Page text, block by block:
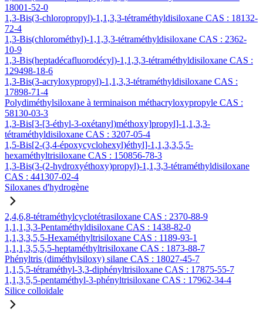
18001-52-0
1,3-Bis(3-chloropropyl)-1,1,3,3-tétraméthyldisiloxane CAS : 18132-
72-4
1,3-Bis(chlorométhyl)-1,1,3,3-tétraméthyldisiloxane CAS : 2362-
10-9
1,3-Bis(heptadécafluorodécyl)-1,1,3,3-tétraméthyldisiloxane CAS :
129498-18-6
1,3-Bis(3-acryloxypropyl)-1,1,3,3-tétraméthyldisiloxane CAS :
17898-71-4
Polydiméthylsiloxane à terminaison méthacryloxypropyle CAS :
58130-03-3
1,3-Bis[3-[3-éthyl-3-oxétanyl)méthoxy]propyl]-1,1,3,3-
tétraméthyldisiloxane CAS : 3207-05-4
1,5-Bis[2-(3,4-époxycyclohexyl)éthyl]-1,1,3,3,5,5-
hexaméthyltrisiloxane CAS : 150856-78-3
1,3-Bis(3-(2-hydroxyéthoxy)propyl)-1,1,3,3-tétraméthyldisiloxane
CAS : 441307-02-4
Siloxanes d'hydrogène
2,4,6,8-tétraméthylcyclotétrasiloxane CAS : 2370-88-9
1,1,1,3,3-Pentaméthyldisiloxane CAS : 1438-82-0
1,1,3,3,5,5-Hexaméthyltrisiloxane CAS : 1189-93-1
1,1,1,3,5,5,5-heptaméthyltrisiloxane CAS : 1873-88-7
Phényltris (diméthylsiloxy) silane CAS : 18027-45-7
1,1,5,5-tétraméthyl-3,3-diphényltrisiloxane CAS : 17875-55-7
1,1,3,5,5-pentaméthyl-3-phényltrisiloxane CAS : 17962-34-4
Silice colloïdale